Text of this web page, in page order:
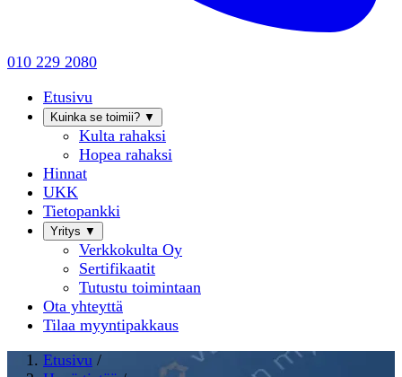
010 229 2080
Etusivu
Kuinka se toimii? ▼
Kulta rahaksi
Hopea rahaksi
Hinnat
UKK
Tietopankki
Yritys ▼
Verkkokulta Oy
Sertifikaatit
Tutustu toimintaan
Ota yhteyttä
Tilaa myyntipakkaus
Etusivu /